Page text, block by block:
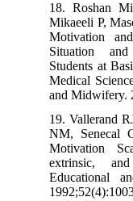
18. Roshan
Mikaeeli P,
Motivation
Situation
Students at
Medical
and
19. Vallerand
NM,
Motivation
extrinsic,
Educational